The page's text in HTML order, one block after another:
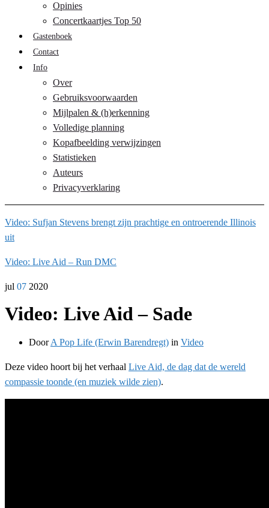
Opinies
Concertkaartjes Top 50
Gastenboek
Contact
Info
Over
Gebruiksvoorwaarden
Mijlpalen & (h)erkenning
Volledige planning
Kopafbeelding verwijzingen
Statistieken
Auteurs
Privacyverklaring
Video: Sufjan Stevens brengt zijn prachtige en ontroerende Illinois
uit
Video: Live Aid – Run DMC
jul 07 2020
Video: Live Aid – Sade
DoorA Pop Life (Erwin Barendregt) in Video
Deze video hoort bij het verhaal Live Aid, de dag dat de wereld
compassie toonde (en muziek wilde zien).